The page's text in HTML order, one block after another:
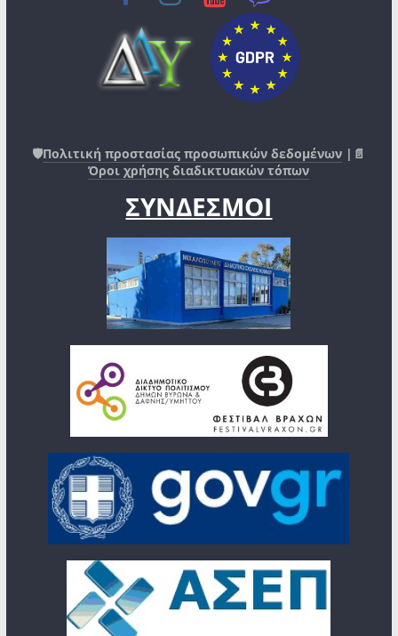
🛡️Πολιτική προστασίας προσωπικών δεδομένων |📄
Όροι χρήσης διαδικτυακών τόπων
ΣΥΝΔΕΣΜΟΙ